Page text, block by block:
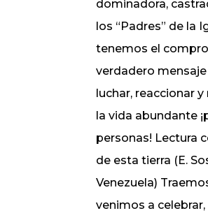
dominadora,
los “Padres” de la
tenemos el
verdadero mensaje
luchar, reaccionar
la vida abundante
personas! Lectura
de esta tierra (E.
Venezuela)
venimos a